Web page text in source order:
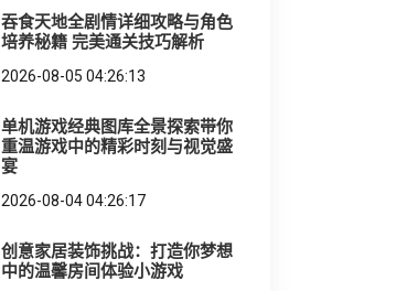
吞食天地全剧情详细攻略与角色
培养秘籍 完美通关技巧解析
2026-08-05 04:26:13
单机游戏经典图库全景探索带你
重温游戏中的精彩时刻与视觉盛
宴
2026-08-04 04:26:17
创意家居装饰挑战：打造你梦想
中的温馨房间体验小游戏